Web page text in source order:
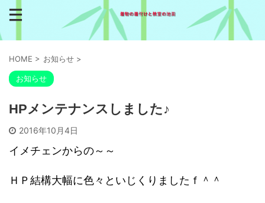
HOME > お知らせ >
お知らせ
HPメンテナンスしました♪
2016年10月4日
イメチェンからの～～
ＨＰ結構大幅に色々といじくりましたｆ＾＾